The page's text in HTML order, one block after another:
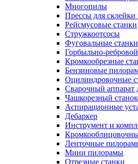
Многопилы
Прессы для
Рейсмусовые станки
Стружкоотсосы
Фуговальные станки
Горбыльно-
Кромкообрезные
Бензиновые
Оцилиндровочные
Сварочный аппарат
Чашкорезный станок
Аспирационные
Дебаркер
Инструмент и
Ленточные
Мини пилорамы
Отрезные станки